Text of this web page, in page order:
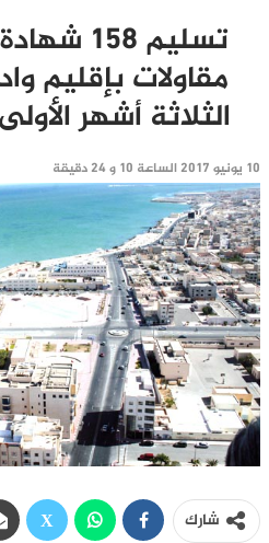
تسليم
مقاولات بإقليم
الثلاثة أشهر الأولى
10 يونيو 2017 الساعة 10 و 24 دقيقة
شارك